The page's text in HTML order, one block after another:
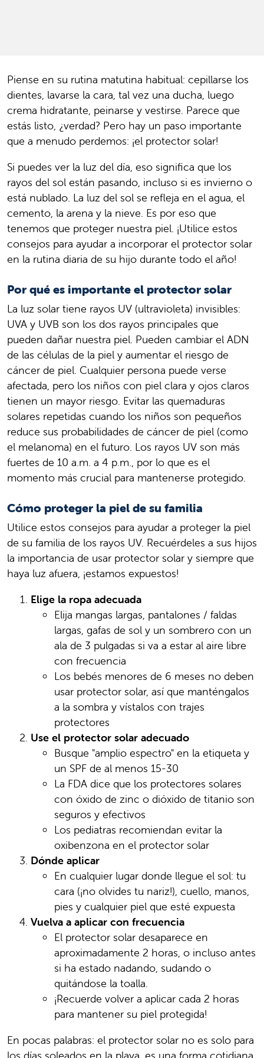
Piense en su rutina matutina habitual: cepillarse los
dientes, lavarse la cara, tal vez una ducha, luego
crema hidratante, peinarse y vestirse. Parece que
estás listo, ¿verdad? Pero hay un paso importante
que a menudo perdemos: ¡el protector solar!
Si puedes ver la luz del día, eso significa que los
rayos del sol están pasando, incluso si es invierno o
está nublado. La luz del sol se refleja en el agua, el
cemento, la arena y la nieve. Es por eso que
tenemos que proteger nuestra piel. ¡Utilice estos
consejos para ayudar a incorporar el protector solar
en la rutina diaria de su hijo durante todo el año!
Por qué es importante el protector solar
La luz solar tiene rayos UV (ultravioleta) invisibles:
UVA y UVB son los dos rayos principales que
pueden dañar nuestra piel. Pueden cambiar el ADN
de las células de la piel y aumentar el riesgo de
cáncer de piel. Cualquier persona puede verse
afectada, pero los niños con piel clara y ojos claros
tienen un mayor riesgo. Evitar las quemaduras
solares repetidas cuando los niños son pequeños
reduce sus probabilidades de cáncer de piel (como
el melanoma) en el futuro. Los rayos UV son más
fuertes de 10 a.m. a 4 p.m., por lo que es el
momento más crucial para mantenerse protegido.
Cómo proteger la piel de su familia
Utilice estos consejos para ayudar a proteger la piel
de su familia de los rayos UV. Recuérdeles a sus hijos
la importancia de usar protector solar y siempre que
haya luz afuera, ¡estamos expuestos!
Elige la ropa adecuada
Elija mangas largas, pantalones / faldas
largas, gafas de sol y un sombrero con un
ala de 3 pulgadas si va a estar al aire libre
con frecuencia
Los bebés menores de 6 meses no deben
usar protector solar, así que manténgalos
a la sombra y vístalos con trajes
protectores
Use el protector solar adecuado
Busque "amplio espectro" en la etiqueta y
un SPF de al menos 15-30
La FDA dice que los protectores solares
con óxido de zinc o dióxido de titanio son
seguros y efectivos
Los pediatras recomiendan evitar la
oxibenzona en el protector solar
Dónde aplicar
En cualquier lugar donde llegue el sol: tu
cara (¡no olvides tu nariz!), cuello, manos,
pies y cualquier piel que esté expuesta
Vuelva a aplicar con frecuencia
El protector solar desaparece en
aproximadamente 2 horas, o incluso antes
si ha estado nadando, sudando o
quitándose la toalla.
¡Recuerde volver a aplicar cada 2 horas
para mantener su piel protegida!
En pocas palabras: el protector solar no es solo para
los días soleados en la playa, es una forma cotidiana